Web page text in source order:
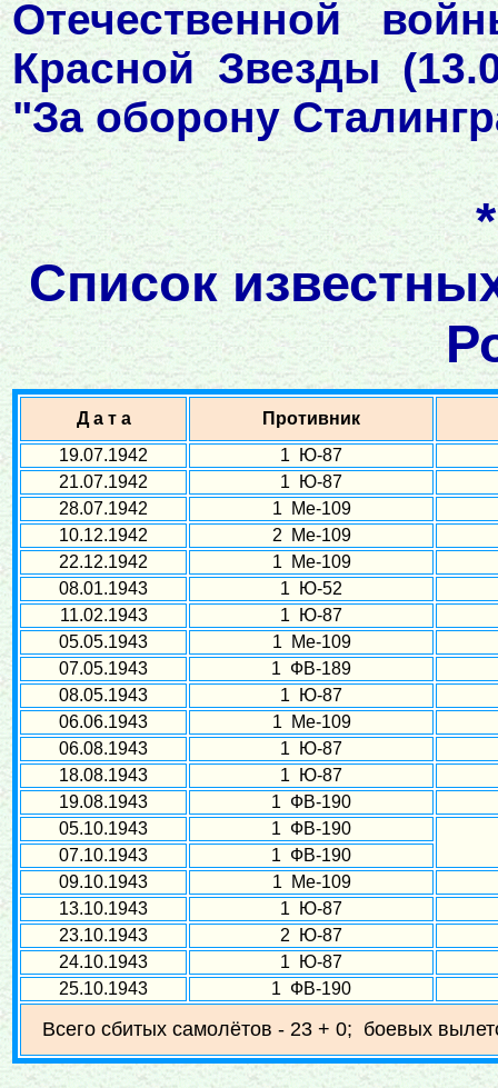
Отечественной
Красной Звезды
"За оборону
Список
Д а т а
Противник
19.07.1942
1 Ю-87
21.07.1942
1 Ю-87
28.07.1942
1 Ме-109
10.12.1942
2 Ме-109
22.12.1942
1 Ме-109
08.01.1943
1 Ю-52
11.02.1943
1 Ю-87
05.05.1943
1 Ме-109
07.05.1943
1 ФВ-189
08.05.1943
1 Ю-87
06.06.1943
1 Ме-109
06.08.1943
1 Ю-87
18.08.1943
1 Ю-87
19.08.1943
1 ФВ-190
05.10.1943
1 ФВ-190
07.10.1943
1 ФВ-190
09.10.1943
1 Ме-109
13.10.1943
1 Ю-87
23.10.1943
2 Ю-87
24.10.1943
1 Ю-87
25.10.1943
1 ФВ-190
Всего сбитых самолётов - 23 + 0; боевых